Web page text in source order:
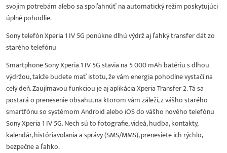
svojim potrebám alebo sa spoľahnúť na automatický režim poskytujúci
úplné pohodlie.
Sony telefón Xperia 1 IV 5G ponúkne dlhú výdrž aj ľahký transfer dát zo
starého telefónu
Smartphone Sony Xperia 1 IV 5G stavia na 5 000 mAh batériu s dlhou
výdržou, takže budete mať istotu, že vám energia pohodlne vystačí na
celý deň. Zaujímavou funkciou je aj aplikácia Xperia Transfer 2. Tá sa
postará o prenesenie obsahu, na ktorom vám záleží, z vášho starého
smartfónu so systémom Android alebo iOS do vášho nového telefónu
Sony Xperia 1 IV 5G. Nech sú to fotografie, videá, hudba, kontakty,
kalendár, históriavolania a správy (SMS/MMS), prenesiete ich rýchlo,
bezpečne a ľahko.